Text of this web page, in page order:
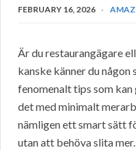
FEBRUARY 16, 2026
Är du restaurangägare
kanske känner du
fenomenalt tips som
det med minimalt
nämligen ett smart sätt
utan att behöva slita mer.